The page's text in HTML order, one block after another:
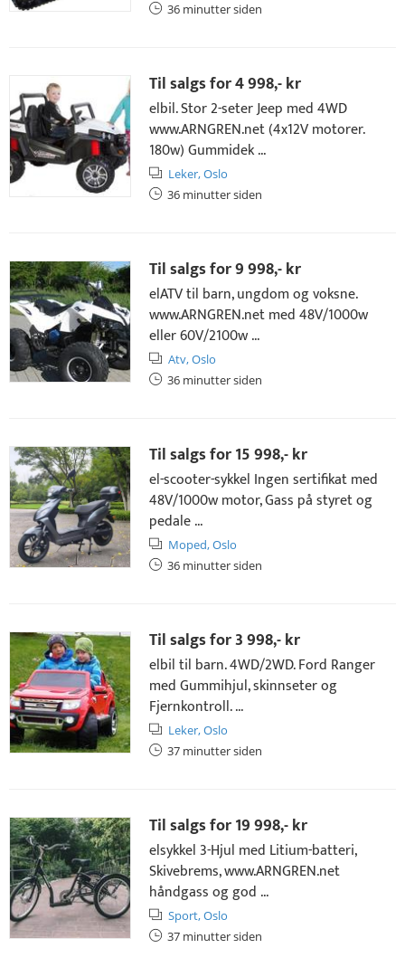
36 minutter siden
Til salgs for4 998,- kr
elbil. Stor 2-seter Jeep med 4WD
www.ARNGREN.net (4x12V motorer.
180w) Gummidek ...
Leker,Oslo
36 minutter siden
Til salgs for9 998,- kr
elATV til barn, ungdom og voksne.
www.ARNGREN.net med 48V/1000w
eller 60V/2100w ...
Atv,Oslo
36 minutter siden
Til salgs for15 998,- kr
el-scooter-sykkel Ingen sertifikat med
48V/1000w motor, Gass på styret og
pedale ...
Moped,Oslo
36 minutter siden
Til salgs for3 998,- kr
elbil til barn. 4WD/2WD. Ford Ranger
med Gummihjul, skinnseter og
Fjernkontroll. ...
Leker,Oslo
37 minutter siden
Til salgs for19 998,- kr
elsykkel 3-Hjul med Litium-batteri,
Skivebrems, www.ARNGREN.net
håndgass og god ...
Sport,Oslo
37 minutter siden